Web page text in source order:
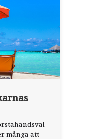
många att